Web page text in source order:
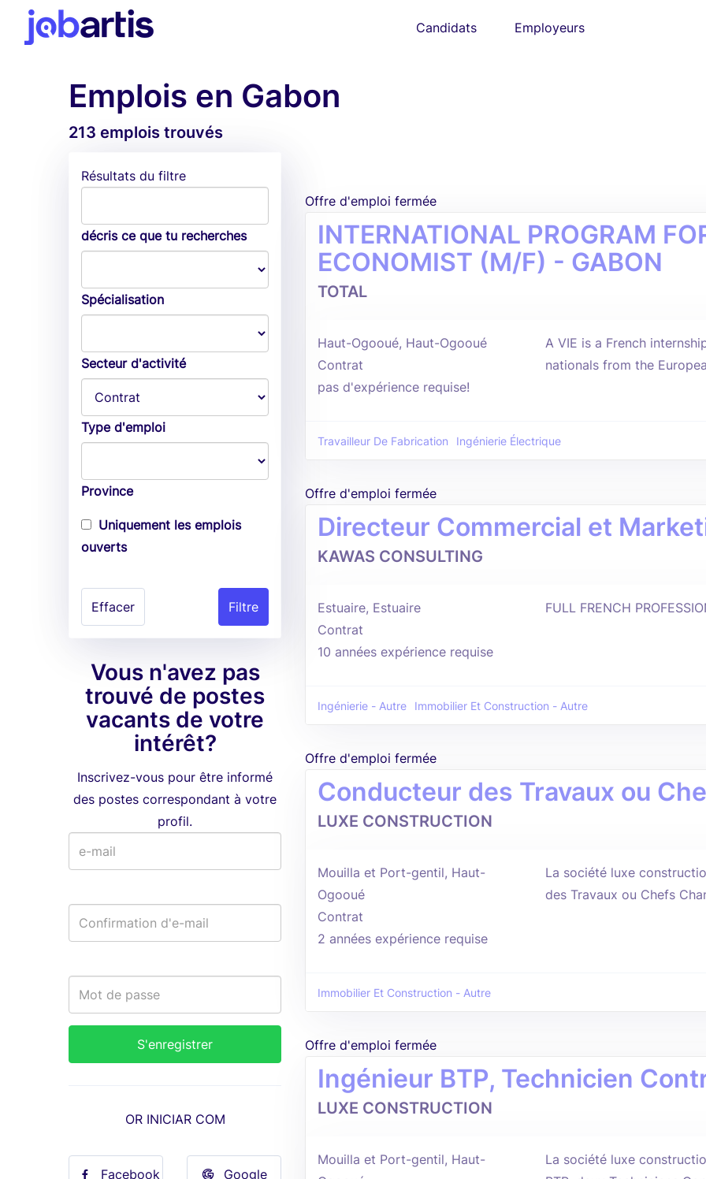
Candidats Employeurs
Emplois en Gabon
213 emplois trouvés
Résultats du filtre
décris ce que tu recherches
Spécialisation
Secteur d'activité
Type d'emploi
Province
Uniquement les emplois
ouverts
Effacer
Vous n'avez pas
trouvé de postes
vacants de votre
intérêt?
Inscrivez-vous pour être informé
des postes correspondant à votre
profil.
OR INICIAR COM
Facebook Google
Offre d'emploi fermée
INTERNATIONAL PROGRAM
ECONOMIST (M/F) - GABON
TOTAL
Haut-Ogooué, Haut-Ogooué
Contrat
pas d'expérience requise!
A VIE is a French
nationals from the
Travailleur De Fabrication Ingénierie Électrique
Offre d'emploi fermée
Directeur Commercial et
KAWAS CONSULTING
Estuaire, Estuaire
Contrat
10 années expérience requise
FULL FRENCH
Ingénierie - Autre Immobilier Et Construction - Autre
Offre d'emploi fermée
Conducteur des Travaux ou
LUXE CONSTRUCTION
Mouilla et Port-gentil, Haut-
Ogooué
Contrat
2 années expérience requise
La société luxe
des Travaux ou Chefs
Immobilier Et Construction - Autre
Offre d'emploi fermée
Ingénieur BTP, Technicien
LUXE CONSTRUCTION
Mouilla et Port-gentil, Haut-
La société luxe